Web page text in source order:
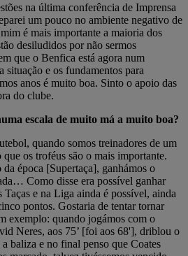
na última conferência de Imprensa
um pouco no ambiente negativo de
é mais importante a maioria dos
desiludidos por não sermos
que o Benfica está agora num
situação e os fundamentos para
anos é muito boa. Sinto o apoio das
do clube.
escala de muito má a muito boa?
quando somos treinadores de um
os troféus são o mais importante.
época [Supertaça], ganhámos o
Como disse era possível ganhar
Taças e na Liga ainda é possível, ainda
pontos. Gostaria de tentar tornar
exemplo: quando jogámos com o
Neres, aos 75’ [foi aos 68'], driblou o
baliza e no final penso que Coates